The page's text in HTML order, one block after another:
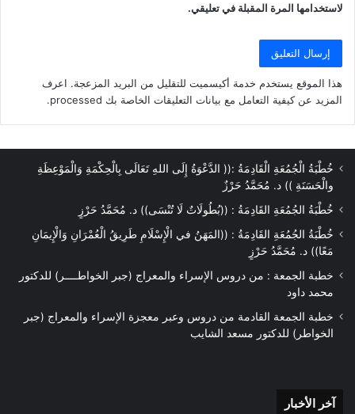
لاستخدامها المرة المقبلة في تعليقي.
هذا الموقع يستخدم خدمة أكيسميت للتقليل من البريد المزعجة. اعرف
المزيد عن كيفية التعامل مع بيانات التعليقات الخاصة بك processed
.
خُطْبَةُ الْجُمُعَةِ الْقَادِمَةُ :(( الدَّعْوَةُ إِلَى اللهِ تَعَالَى بِالْحِكْمَةِ وَالْمَوْعِظَةِ
والْحَسَنَةِ )) د. مُحَمَّدُ حَرْزٌ
خُطْبَةُ الجُمُعَةِ القَادِمَةُ : ((بُطُولَاتٌ لَا تُنْسَى)) د. مُحَمَّدُ حَرْزٍ
خُطْبَةُ الجُمُعَةِ القَادِمَةُ : ((المَهَنُ في الْإِسْلَامِ طَرِيقُ الْعُمْرَانِ وَالْإِيمَانِ
مَعًا)) د. مُحَمَّدُ حَرْزٍ
خطبة الجمعة : من دروس الإسراء والمعراج (جبر الخواطــــر) للدكتور
محمد داود
خطبة الجمعة القادمة من دروس وعبر معجزة الإسراء والمعراج (جبر
الخواطر) للدكتور مسعد الشايب
آخر الأخبار